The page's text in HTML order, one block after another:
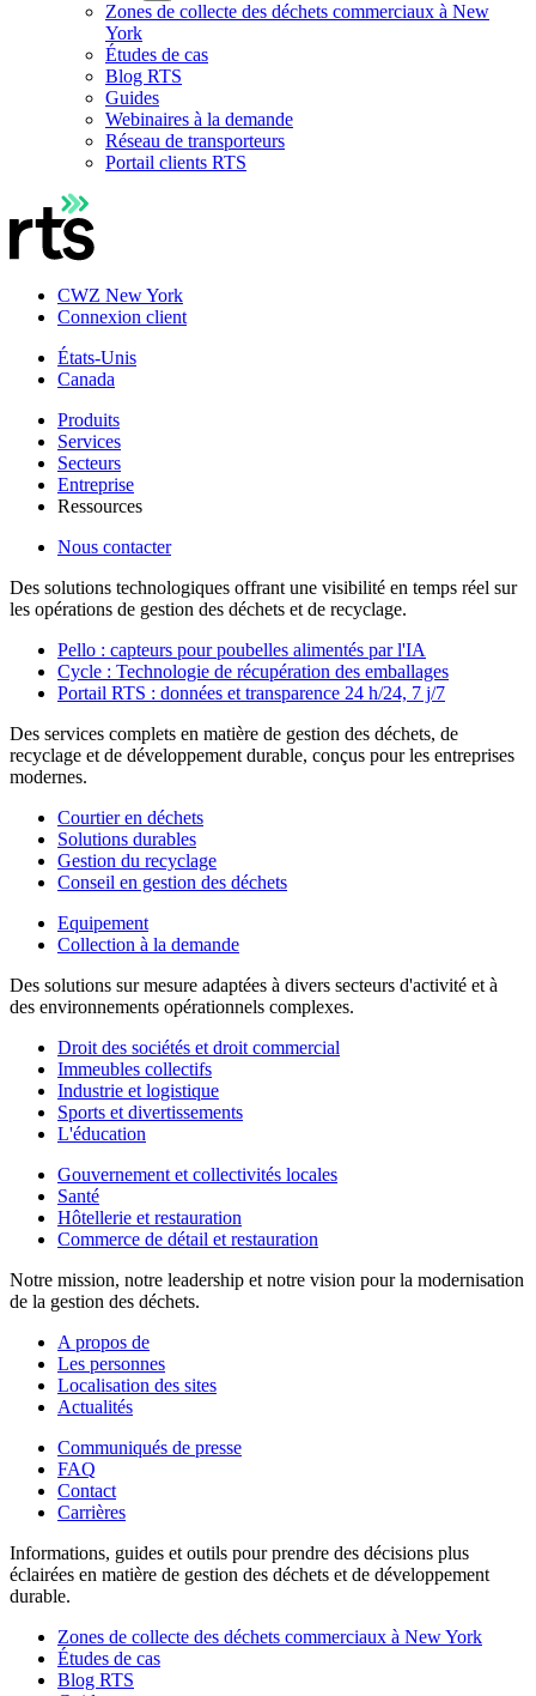
Zones de collecte des déchets commerciaux à New
York
Études de cas
Blog RTS
Guides
Webinaires à la demande
Réseau de transporteurs
Portail clients RTS
CWZ New York
Connexion client
États-Unis
Canada
Produits
Services
Secteurs
Entreprise
Ressources
Nous contacter
Des solutions technologiques offrant une visibilité en temps réel sur
les opérations de gestion des déchets et de recyclage.
Pello : capteurs pour poubelles alimentés par l'IA
Cycle : Technologie de récupération des emballages
Portail RTS : données et transparence 24 h/24, 7 j/7
Des services complets en matière de gestion des déchets, de
recyclage et de développement durable, conçus pour les entreprises
modernes.
Courtier en déchets
Solutions durables
Gestion du recyclage
Conseil en gestion des déchets
Equipement
Collection à la demande
Des solutions sur mesure adaptées à divers secteurs d'activité et à
des environnements opérationnels complexes.
Droit des sociétés et droit commercial
Immeubles collectifs
Industrie et logistique
Sports et divertissements
L'éducation
Gouvernement et collectivités locales
Santé
Hôtellerie et restauration
Commerce de détail et restauration
Notre mission, notre leadership et notre vision pour la modernisation
de la gestion des déchets.
A propos de
Les personnes
Localisation des sites
Actualités
Communiqués de presse
FAQ
Contact
Carrières
Informations, guides et outils pour prendre des décisions plus
éclairées en matière de gestion des déchets et de développement
durable.
Zones de collecte des déchets commerciaux à New York
Études de cas
Blog RTS